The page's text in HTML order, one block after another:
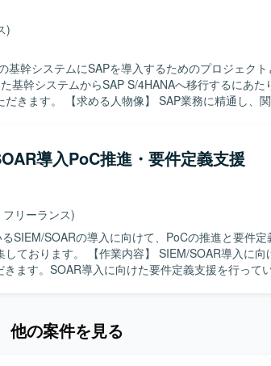
中で、SACを活用したPlanningおよび分析基盤の
す。顧客の業務改善に直結するシミュレーション
SAPおよびSAC領域での専門性を高めていただけ
中心としたSAP製品群を利用した環境です。
)
基幹システムにSAPを導入するためのプロジェクト
に精通し、関係者と
領域での業務知見とSAPスキルを高めていただけます
とした基幹システム環境となります。
導入PoC推進・要件定義支援
リーランス)
SIEM/SOARの導入に向けて、PoCの推進と要件定
SIEM/SOAR導入に向けた
ます。SOAR導入に向けた要件定義支援を行って
求めております。SIEM/SOARのベストプラクティス
他の案件を見る